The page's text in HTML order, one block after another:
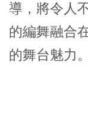
導，將令人
的編舞融合
的舞台魅力。